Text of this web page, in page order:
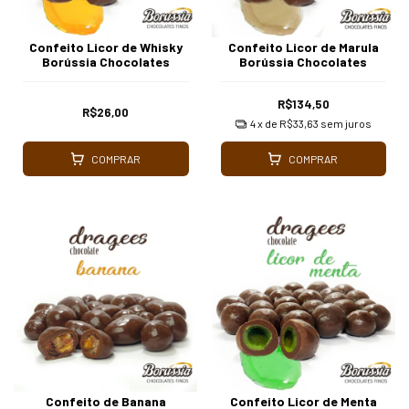
Confeito Licor de Whisky
Borússia Chocolates
R$26,00
COMPRAR
Confeito Licor de Marula
Borússia Chocolates
R$134,50
4x de R$33,63 sem juros
COMPRAR
Confeito de Banana
Confeito Licor de Menta